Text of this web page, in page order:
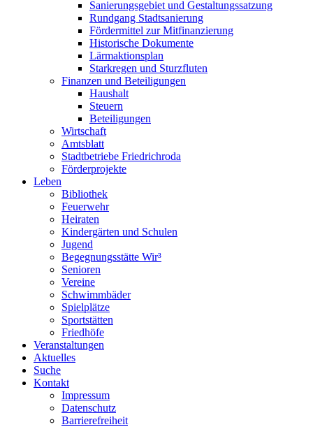
Sanierungsgebiet und Gestaltungssatzung
Rundgang Stadtsanierung
Fördermittel zur Mitfinanzierung
Historische Dokumente
Lärmaktionsplan
Starkregen und Sturzfluten
Finanzen und Beteiligungen
Haushalt
Steuern
Beteiligungen
Wirtschaft
Amtsblatt
Stadtbetriebe Friedrichroda
Förderprojekte
Leben
Bibliothek
Feuerwehr
Heiraten
Kindergärten und Schulen
Jugend
Begegnungsstätte Wir³
Senioren
Vereine
Schwimmbäder
Spielplätze
Sportstätten
Friedhöfe
Veranstaltungen
Aktuelles
Suche
Kontakt
Impressum
Datenschutz
Barrierefreiheit